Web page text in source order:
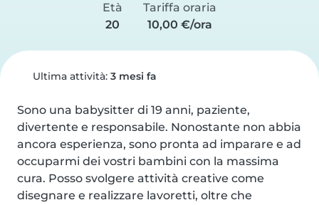
Età
20
Tariffa oraria
10,00 €/ora
Ultima attività: 3 mesi fa
Sono una babysitter di 19 anni, paziente,
divertente e responsabile. Nonostante non abbia
ancora esperienza, sono pronta ad imparare e ad
occuparmi dei vostri bambini con la massima
cura. Posso svolgere attività creative come
disegnare e realizzare lavoretti, oltre che